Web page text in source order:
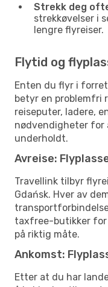
Strekk deg
strekkøvelser i
lengre flyreiser.
Flytid og
Enten du flyr i
betyr en problemfri
reiseputer, ladere,
nødvendigheter for
underholdt.
Avreise:
Travellink tilbyr
Gdańsk. Hver av
taxfree-butikker for
på riktig måte.
Ankomst:
Etter at du har